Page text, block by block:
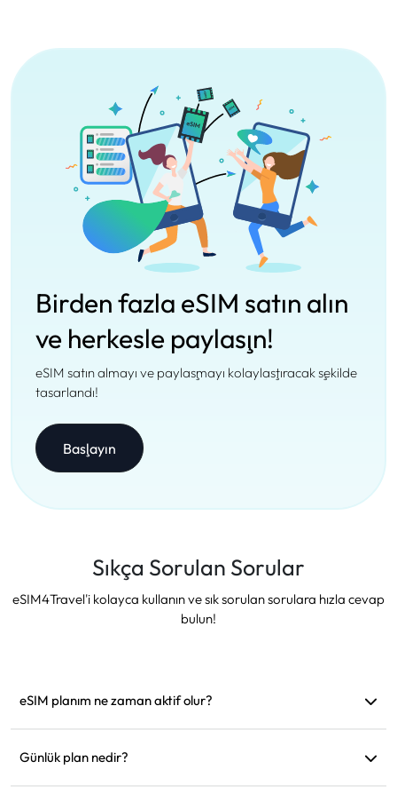
Birden fazla eSIM satın alın
ve herkesle paylaşın!
eSIM satın almayı ve paylaşmayı kolaylaştıracak şekilde
tasarlandı!
Başlayın
Sıkça Sorulan Sorular
eSIM4Travel'i kolayca kullanın ve sık sorulan sorulara hızla cevap
bulun!
eSIM planım ne zaman aktif olur?
Hareket etmeden önce yüklemenizi öneririz.
Günlük plan nedir?